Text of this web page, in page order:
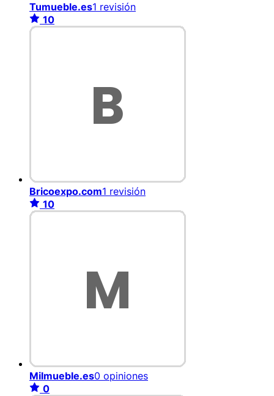
Tumueble.es1 revisión
10
Bricoexpo.com1 revisión
10
Milmueble.es0 opiniones
0